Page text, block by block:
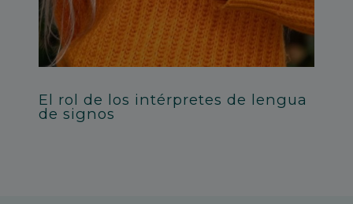
El rol de los intérpretes de lengua
de signos